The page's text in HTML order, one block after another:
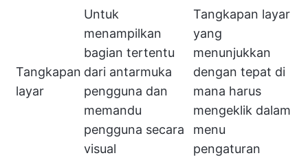
Tangkapan
layar
Untuk
menampilkan
bagian tertentu
dari antarmuka
pengguna dan
memandu
pengguna secara
visual
Tangkapan layar
yang
menunjukkan
dengan tepat di
mana harus
mengeklik dalam
menu
pengaturan